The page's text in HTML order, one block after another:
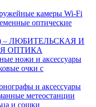
камеры Wi-Fi
оптические
– ЛЮБИТЕЛЬСКАЯ И
ОПТИКА
ножи и аксессуары
очки с
и аксессуары
метеостанции
и сошки